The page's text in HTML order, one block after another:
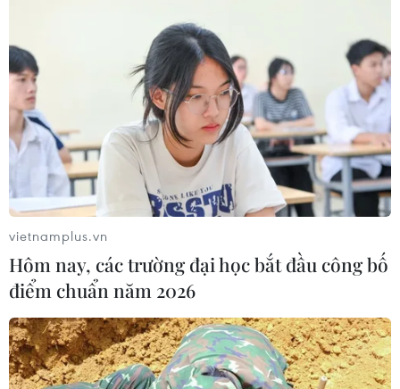
vietnamplus.vn
Hôm nay, các trường đại học bắt đầu công bố
điểm chuẩn năm 2026